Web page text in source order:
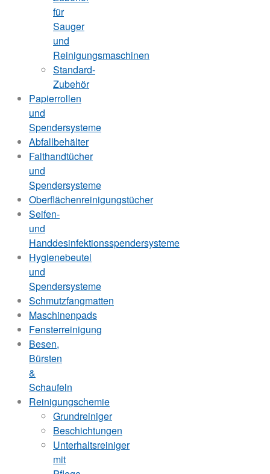
für
Sauger
und
Reinigungsmaschinen
Standard-
Zubehör
Papierrollen
und
Spendersysteme
Abfallbehälter
Falthandtücher
und
Spendersysteme
Oberflächenreinigungstücher
Seifen-
und
Handdesinfektionsspendersysteme
Hygienebeutel
und
Spendersysteme
Schmutzfangmatten
Maschinenpads
Fensterreinigung
Besen,
Bürsten
&
Schaufeln
Reinigungschemie
Grundreiniger
Beschichtungen
Unterhaltsreiniger
mit